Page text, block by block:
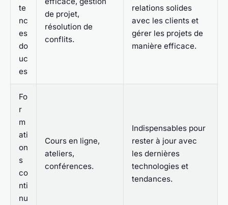
te
nc
es
do
uc
es
de projet,
résolution de
conflits.
relations solides
avec les clients et
gérer les projets de
manière efficace.
Fo
r
m
ati
on
s
co
nti
nu
Cours en ligne,
ateliers,
conférences.
Indispensables pour
rester à jour avec
les dernières
technologies et
tendances.